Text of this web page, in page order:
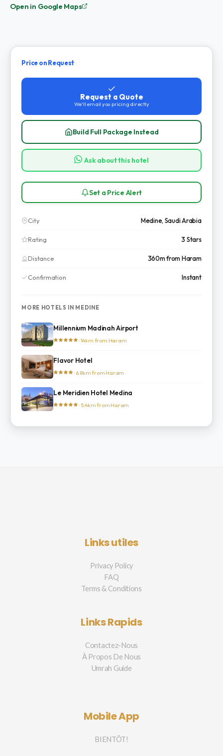
Open in Google Maps
Price on Request
Request a Quote
We'll email you pricing directly
Build Full Package Instead
Ask about this hotel
Set a Price Alert
City Medine, Saudi Arabia
Rating 3 Stars
Distance 360m from Haram
Confirmation Instant
MORE HOTELS IN MEDINE
Millennium Madinah Airport
· 14km from Haram
Flavor Hotel
· 6.8km from Haram
Le Meridien Hotel Medina
· 5.4km from Haram
Links utiles
Privacy Policy
FAQ
Terms & Conditions
Links Rapids
Contactez-Nous
À Propos De Nous
Umrah Guide
Mobile App
BIENTÔT!